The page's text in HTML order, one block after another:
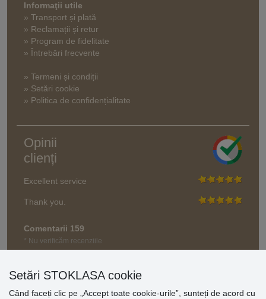
Informaţii utile
» Transport și plată
» Reclamații și retur
» Program de fidelitate
» Întrebări frecvente
» Termeni și condiții
» Setări cookie
» Politica de confidențialitate
Opinii
clienți
Excellent service
Thank you.
Comentarii 159
* Nu verificăm recenziile
Setări STOKLASA cookie
Când faceți clic pe „Accept toate cookie-urile”, sunteți de acord cu